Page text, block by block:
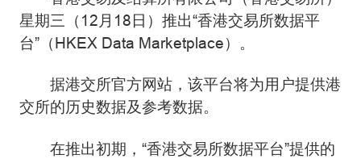
星期三（12月18日）推出“香港交易所数据平
台”（HKEX Data Marketplace）。
据港交所官方网站，该平台将为用户提供港
交所的历史数据及参考数据。
在推出初期，“香港交易所数据平台”提供的